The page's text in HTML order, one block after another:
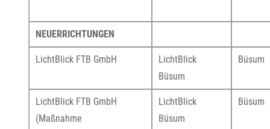
NEUERRICHTUNGEN
LichtBlick FTB GmbH
LichtBlick
Büsum
Büsum
LichtBlick FTB GmbH
(Maßnahme
LichtBlick
Büsum
Büsum